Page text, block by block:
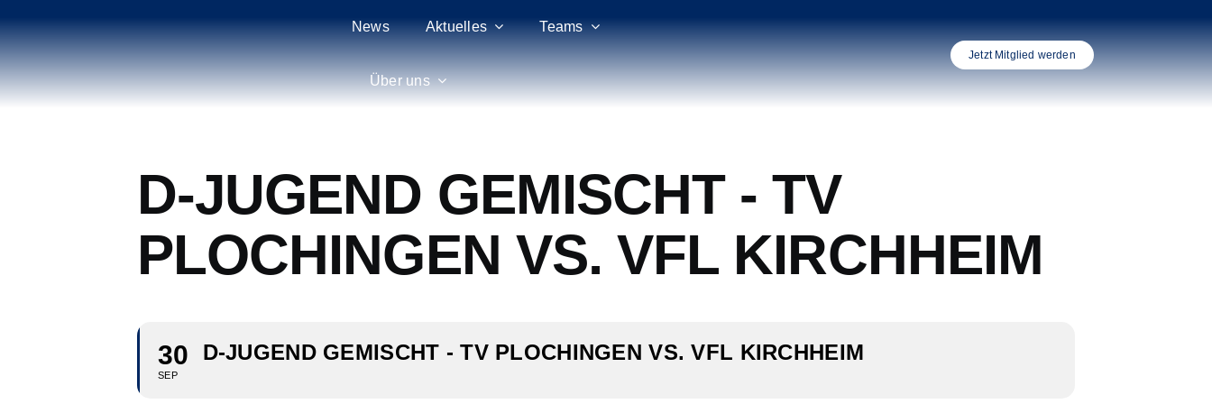
Inhalt
springen
News Aktuelles Teams
Über uns
Jetzt Mitglied werden
D-JUGEND GEMISCHT - TV
PLOCHINGEN VS. VFL KIRCHHEIM
30
SEP
D-JUGEND GEMISCHT - TV PLOCHINGEN VS. VFL KIRCHHEIM